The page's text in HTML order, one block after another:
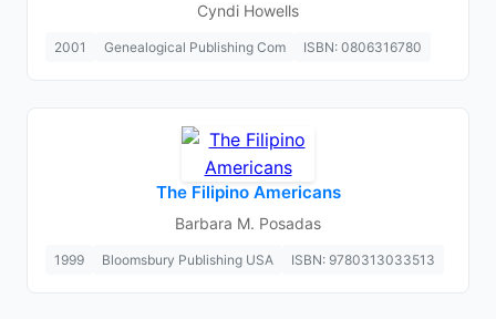
Cyndi Howells
2001 Genealogical Publishing Com ISBN: 0806316780
The Filipino Americans
Barbara M. Posadas
1999 Bloomsbury Publishing USA ISBN: 9780313033513